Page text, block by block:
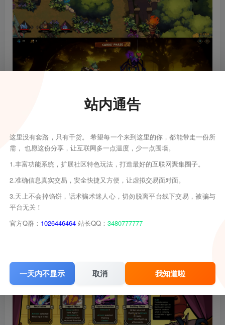
站内通告
这里没有套路，只有干货。 希望每一个来到这里的你，都能带走一份所
需， 也愿这份分享，让互联网多一点温度，少一点围墙。
1.丰富功能系统，扩展社区特色玩法，打造最好的互联网聚集圈子。
2.准确信息真实交易，安全快捷又方便，让虚拟交易面对面。
3.天上不会掉馅饼，话术骗术迷人心，切勿脱离平台线下交易，被骗与
平台无关！
官方Q群： 1026446464 站长QQ： 3480777777
一天内不显示 取消 我知道啦